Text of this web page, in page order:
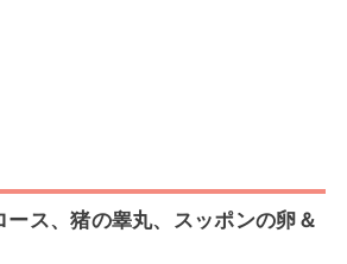
ス、猪の睾丸、スッポンの卵＆